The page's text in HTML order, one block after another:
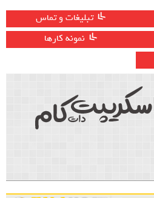
تبلیغات و تماس
نمونه کارها